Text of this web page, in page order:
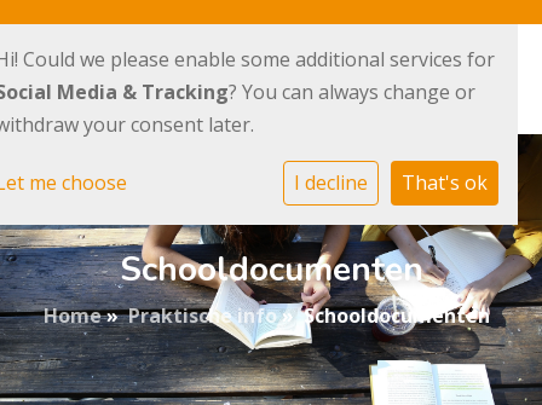
Schooldocumenten
Home» Praktische info» Schooldocumenten
Could we please enable some additional services for
Media & Tracking? You can always change or
your consent later.
me choose I decline That's ok